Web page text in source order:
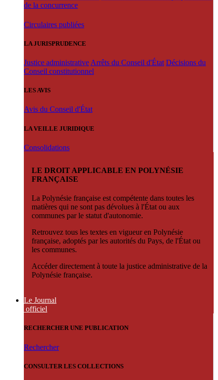
de la concurrence
Circulaires publiées
LA JURISPRUDENCE
Justice administrative Arrêts du Conseil d'État Décisions du
Conseil constitutionnel
LES AVIS
Avis du Conseil d'État
LA VEILLE JURIDIQUE
Consolidations
LE DROIT APPLICABLE EN POLYNÉSIE
FRANÇAISE
La Polynésie française est compétente dans toutes les
matières qui ne sont pas dévolues à l'État ou aux
communes par le statut d'autonomie.
Retrouvez tous les textes en vigueur en Polynésie
française, adoptés par les autorités du Pays, de l'État ou
les communes.
Accéder directement à toute la justice administrative de la
Polynésie française.
Le Journal
officiel
RECHERCHER UNE PUBLICATION
Rechercher
CONSULTER LES COLLECTIONS